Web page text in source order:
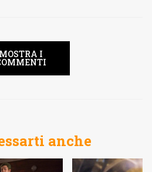
MOSTRA I
anche